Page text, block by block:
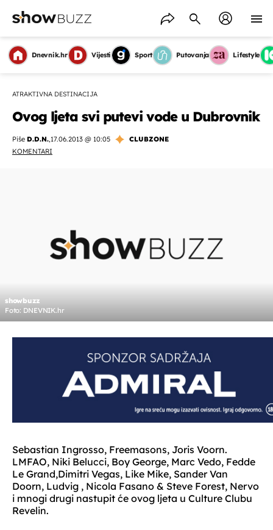
Dnevnik.hr Vijesti Sport Putovanja Lifestyle
ATRAKTIVNA DESTINACIJA
Ovog ljeta svi putevi vode u Dubrovnik
Piše D.D.N.,17.06.2013 @ 10:05
CLUBZONE
KOMENTARI
showbuzz
Foto: DNEVNIK.hr
Sebastian Ingrosso, Freemasons, Joris Voorn.
LMFAO, Niki Belucci, Boy George, Marc Vedo, Fedde
Le Grand,Dimitri Vegas, Like Mike, Sander Van
Doorn, Ludvig , Nicola Fasano & Steve Forest, Nervo
i mnogi drugi nastupit će ovog ljeta u Culture Clubu
Revelin.
OMOGUĆI OBAVIJESTI